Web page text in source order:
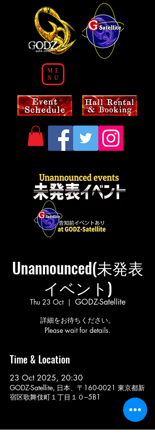
ME
NU
Unannounced(未発表
イベント)
Thu 23 Oct
  |
GODZ-Satellite
詳細をお待ちください。
Please wait for details.
Time & Location
23 Oct 2025, 20:30
GODZ-Satellite, 日本、〒160-0021 東京都新
宿区歌舞伎町１丁目１０−5B1